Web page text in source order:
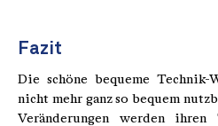
Fazit
Die schöne bequeme
nicht mehr ganz so bequem
Veränderungen werden